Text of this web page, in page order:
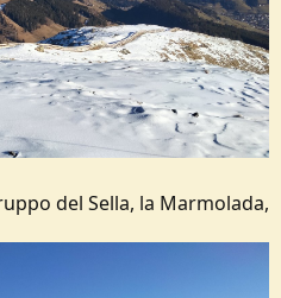
del Sella, la Marmolada,